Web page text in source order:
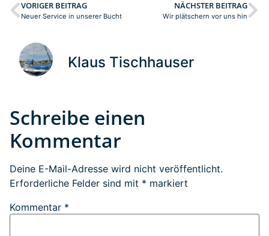
VORIGER BEITRAG
Neuer Service in unserer Bucht
NÄCHSTER BEITRAG
Wir plätschern vor uns hin
Klaus Tischhauser
Schreibe einen
Kommentar
Deine E-Mail-Adresse wird nicht veröffentlicht.
Erforderliche Felder sind mit * markiert
Kommentar *